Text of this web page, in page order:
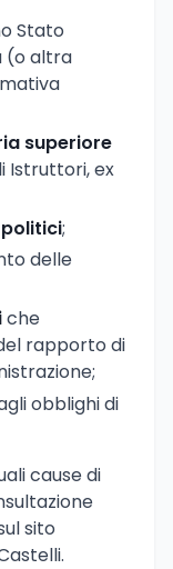
Stato
(o altra
superiore
Istruttori, ex
;
delle
che
rapporto di
obblighi di
cause di
sito